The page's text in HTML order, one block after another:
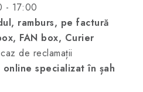
- 17:00
ramburs, pe factură
FAN box, Curier
de reclamații
online specializat în șah